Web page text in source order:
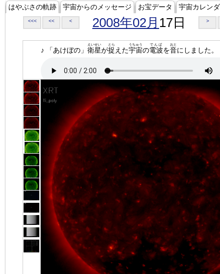
はやぶさの軌跡 宇宙からのメッセージ お宝データ 宇宙カレン
<<< << < 2008年02月 17日 >
♪ 「あけぼの」 衛星
えいせい
が捉
とら
えた宇宙
うちゅう
の電波
でんぱ
を音
おと
にしました。